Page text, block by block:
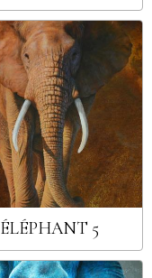
ÉLÉPHANT 5